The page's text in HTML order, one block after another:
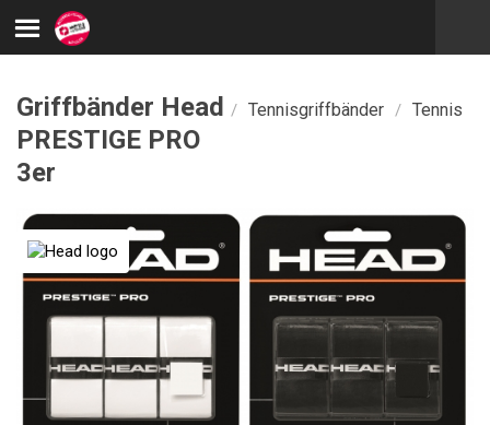
Griffbänder Head
PRESTIGE PRO
3er
/ Tennisgriffbänder / Tennis